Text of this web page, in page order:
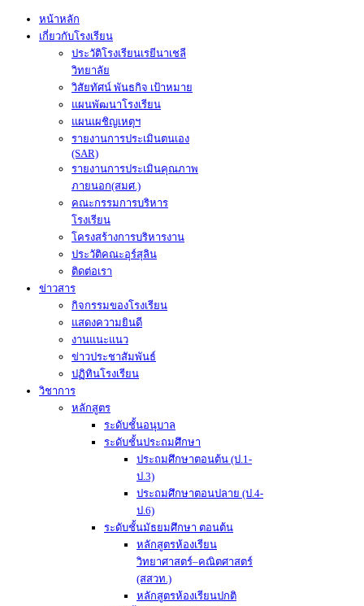
หน้าหลัก
เกี่ยวกับโรงเรียน
ประวัติโรงเรียนเรยีนาเชลี
วิทยาลัย
วิสัยทัศน์ พันธกิจ เป้าหมาย
แผนพัฒนาโรงเรียน
แผนเผชิญเหตุฯ
รายงานการประเมินตนเอง
(SAR)
รายงานการประเมินคุณภาพ
ภายนอก(สมศ.)
คณะกรรมการบริหาร
โรงเรียน
โครงสร้างการบริหารงาน
ประวัติคณะอุร์สุลิน
ติดต่อเรา
ข่าวสาร
กิจกรรมของโรงเรียน
แสดงความยินดี
งานแนะแนว
ข่าวประชาสัมพันธ์
ปฏิทินโรงเรียน
วิชาการ
หลักสูตร
ระดับชั้นอนุบาล
ระดับชั้นประถมศึกษา
ประถมศึกษาตอนต้น (ป.1-
ป.3)
ประถมศึกษาตอนปลาย (ป.4-
ป.6)
ระดับชั้นมัธยมศึกษา ตอนต้น
หลักสูตรห้องเรียน
วิทยาศาสตร์–คณิตศาสตร์
(สสวท.)
หลักสูตรห้องเรียนปกติ